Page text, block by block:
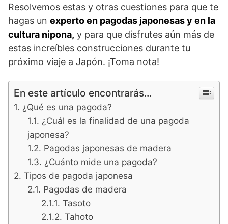
Resolvemos estas y otras cuestiones para que te
hagas un experto en pagodas japonesas y en la
cultura nipona, y para que disfrutes aún más de
estas increíbles construcciones durante tu
próximo viaje a Japón. ¡Toma nota!
En este artículo encontrarás...
¿Qué es una pagoda?
¿Cuál es la finalidad de una pagoda
japonesa?
Pagodas japonesas de madera
¿Cuánto mide una pagoda?
Tipos de pagoda japonesa
Pagodas de madera
Tasoto
Tahoto